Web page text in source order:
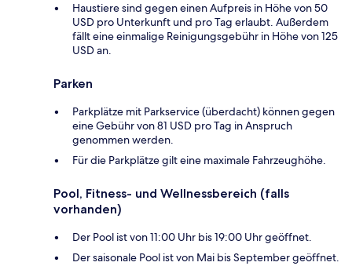
Haustiere sind gegen einen Aufpreis in Höhe von 50
USD pro Unterkunft und pro Tag erlaubt. Außerdem
fällt eine einmalige Reinigungsgebühr in Höhe von 125
USD an.
Parken
Parkplätze mit Parkservice (überdacht) können gegen
eine Gebühr von 81 USD pro Tag in Anspruch
genommen werden.
Für die Parkplätze gilt eine maximale Fahrzeughöhe.
Pool, Fitness- und Wellnessbereich (falls
vorhanden)
Der Pool ist von 11:00 Uhr bis 19:00 Uhr geöffnet.
Der saisonale Pool ist von Mai bis September geöffnet.